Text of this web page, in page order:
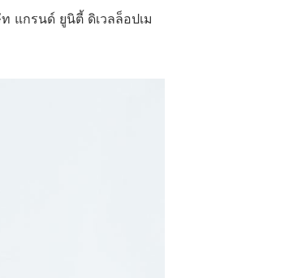
กรนด์ ยูนิตี้ ดิเวลล็อปเม